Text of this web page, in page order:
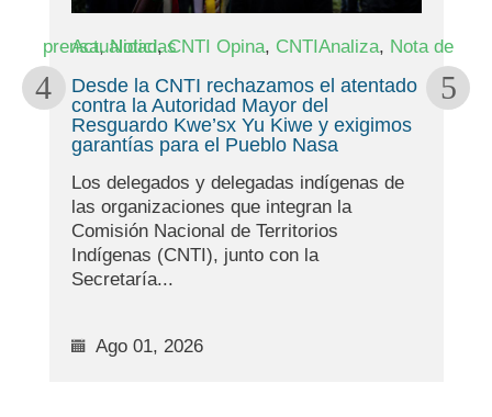
de prensa,Noticias
Actualidad,CNTI Opina, CNTIAnaliza, Nota de
Desde la CNTI rechazamos el atentado
contra la Autoridad Mayor del
Resguardo Kwe’sx Yu Kiwe y exigimos
garantías para el Pueblo Nasa
Los delegados y delegadas indígenas de
las organizaciones que integran la
Comisión Nacional de Territorios
Indígenas (CNTI), junto con la
Secretaría...
Ago 01, 2026